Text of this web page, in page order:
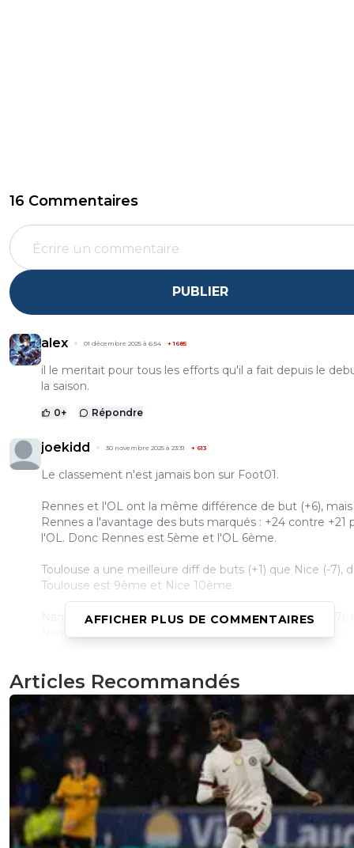
16 Commentaires
PUBLIER
alex 01 décembre 2025 à 6:54 +1685
il le meritait pour tous les efforts qu'il a fait depuis le
la saison.
0+ Répondre
joekidd 30 novembre 2025 à 23:31 + 613
Le classement n'est jamais bon sur Foot01.
Rennes et l'OL ont la même différence de but (+6), mais
Rennes a l'avantage des buts marqués : +24 contre +21
l'OL. Donc Rennes est 5ème et l'OL 6ème.
Toulouse a une meilleure diff de buts (+1) que Nice (-7),
Toulouse est 9ème et Nice 10ème.
Nantes a une meilleure diff de buts (-10) que Metz (-17),
sergio33 30 novembre 2025 à 23:03 +1592
L'OL a bien mérité sa victoire avec un Satriano déchainé.
Les adversaires sont maintenant prévenus !
L'OL a un buteur qui va désormais enfiler les buts
perles. ^^
1+ Répondre
AFFICHER PLUS DE COMMENTAIRES
Articles Recommandés